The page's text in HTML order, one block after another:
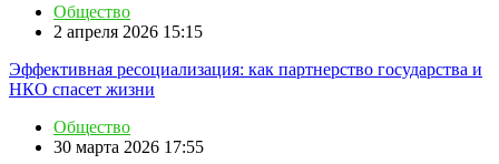
Общество
2 апреля 2026 15:15
Эффективная ресоциализация: как партнерство государства и
НКО спасет жизни
Общество
30 марта 2026 17:55